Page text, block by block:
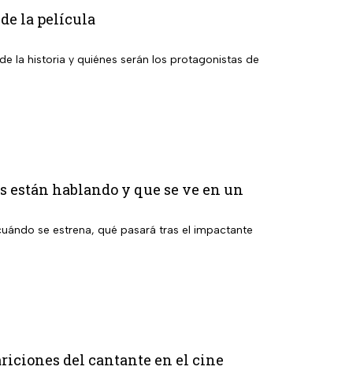
la película
la historia y quiénes serán los protagonistas de
están hablando y que se ve en un
se estrena, qué pasará tras el impactante
del cantante en el cine